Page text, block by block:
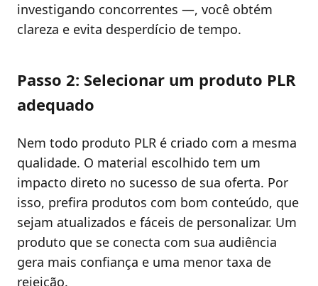
investigando concorrentes —, você obtém
clareza e evita desperdício de tempo.
Passo 2: Selecionar um produto PLR
adequado
Nem todo produto PLR é criado com a mesma
qualidade. O material escolhido tem um
impacto direto no sucesso de sua oferta. Por
isso, prefira produtos com bom conteúdo, que
sejam atualizados e fáceis de personalizar. Um
produto que se conecta com sua audiência
gera mais confiança e uma menor taxa de
rejeição.